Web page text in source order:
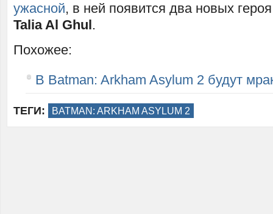
ужасной, в ней появится два новых
Talia Al Ghul.
Похожее:
В Batman: Arkham Asylum 2 будут
ТЕГИ: BATMAN: ARKHAM ASYLUM 2